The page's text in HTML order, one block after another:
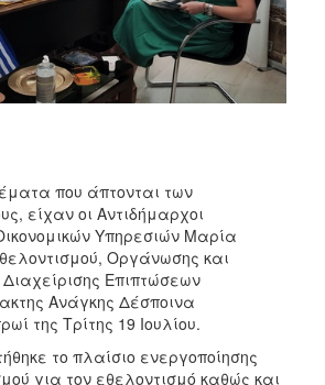
που άπτονται των
είχαν οι Αντιδήμαρχοι
Υπηρεσιών Μαρία
Οργάνωσης και
Επιπτώσεων
Ανάγκης Δέσποινα
της Τρίτης 19 Ιουλίου.
το πλαίσιο ενεργοποίησης
για τον εθελοντισμό καθώς και